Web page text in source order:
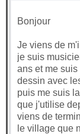
Bonjour
Je viens de
je suis
ans et me
dessin avec
puis me suis
que j'utilise
viens de
le village que